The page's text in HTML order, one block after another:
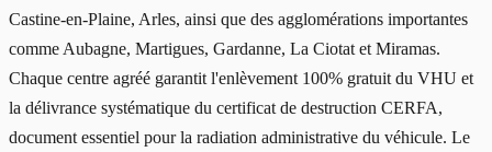
Castine-en-Plaine, Arles, ainsi que des agglomérations importantes
comme Aubagne, Martigues, Gardanne, La Ciotat et Miramas.
Chaque centre agréé garantit l'enlèvement 100% gratuit du VHU et
la délivrance systématique du certificat de destruction CERFA,
document essentiel pour la radiation administrative du véhicule. Le